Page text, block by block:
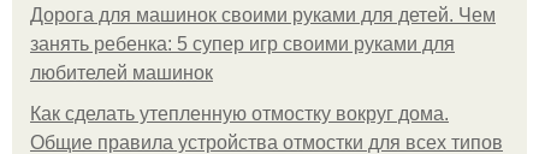
Дорога для машинок своими руками для детей. Чем
занять ребенка: 5 супер игр своими руками для
любителей машинок
Как сделать утепленную отмостку вокруг дома.
Общие правила устройства отмостки для всех типов